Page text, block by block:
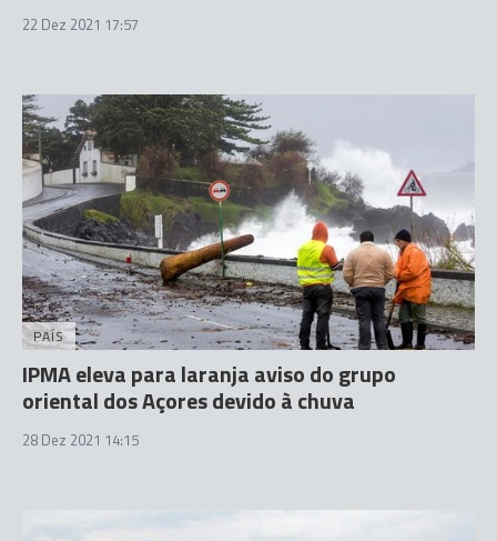
22 Dez 2021 17:57
PAÍS
IPMA eleva para laranja aviso do grupo
oriental dos Açores devido à chuva
28 Dez 2021 14:15